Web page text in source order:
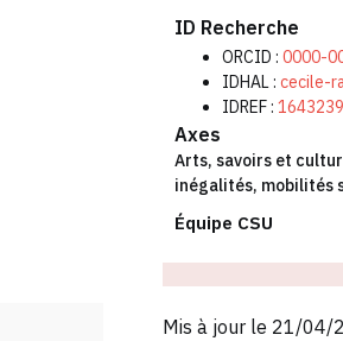
ID Recherche
ORCID : 0000-
IDHAL : cecile-
IDREF :
Axes
Arts, savoirs et
inégalités, mobilités
Équipe CSU
Mis à jour le 21/04/